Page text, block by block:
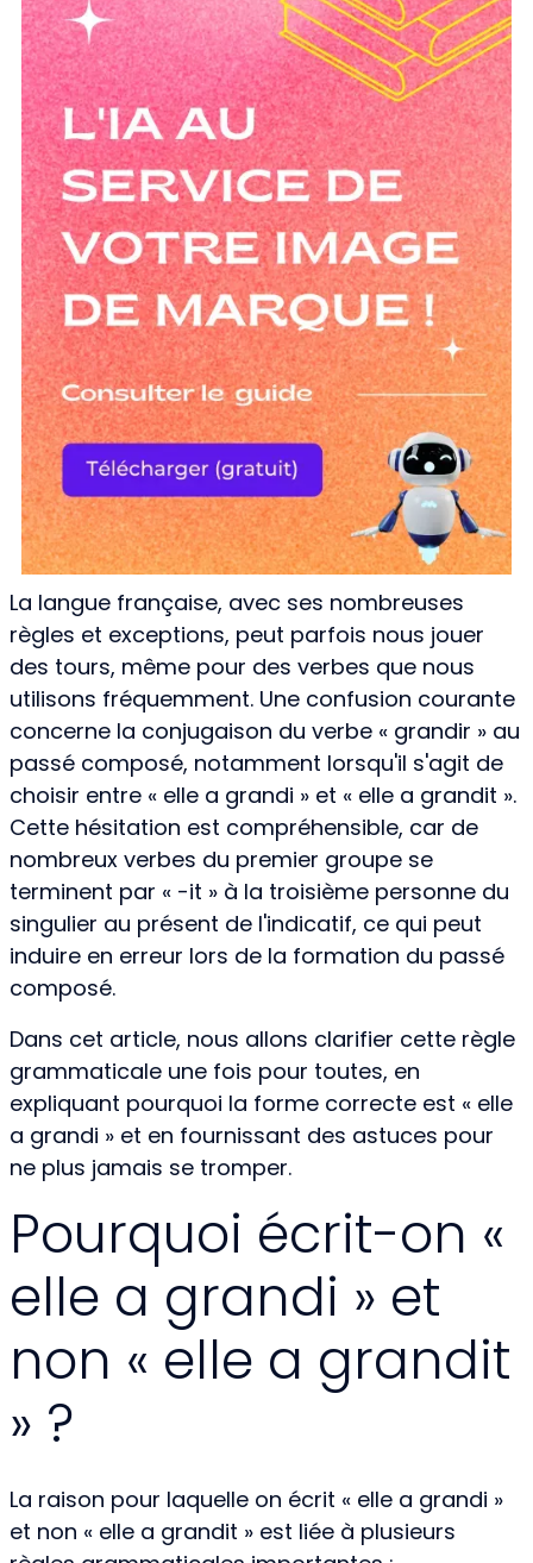
La langue française, avec ses nombreuses
règles et exceptions, peut parfois nous jouer
des tours, même pour des verbes que nous
utilisons fréquemment. Une confusion courante
concerne la conjugaison du verbe « grandir » au
passé composé, notamment lorsqu'il s'agit de
choisir entre « elle a grandi » et « elle a grandit ».
Cette hésitation est compréhensible, car de
nombreux verbes du premier groupe se
terminent par « -it » à la troisième personne du
singulier au présent de l'indicatif, ce qui peut
induire en erreur lors de la formation du passé
composé.
Dans cet article, nous allons clarifier cette règle
grammaticale une fois pour toutes, en
expliquant pourquoi la forme correcte est « elle
a grandi » et en fournissant des astuces pour
ne plus jamais se tromper.
Pourquoi écrit-on «
elle a grandi » et
non « elle a grandit
» ?
La raison pour laquelle on écrit « elle a grandi »
et non « elle a grandit » est liée à plusieurs